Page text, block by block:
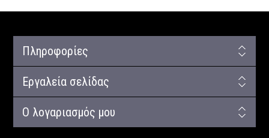
Πληροφορίες
Εργαλεία σελίδας
Ο λογαριασμός μου